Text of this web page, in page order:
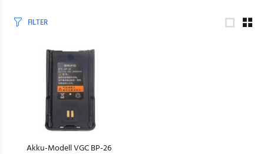
FILTER
Akku-Modell VGC BP-26